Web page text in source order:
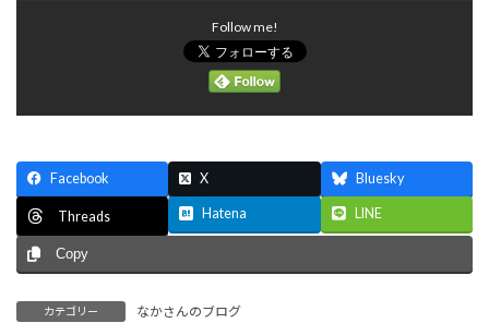
Follow me!
Facebook X Bluesky
Threads Hatena LINE
Copy
カテゴリー なかさんのブログ